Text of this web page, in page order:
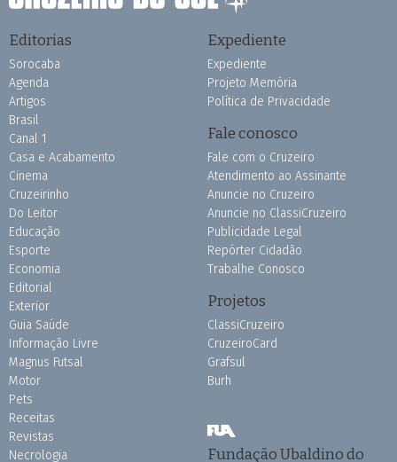
Editorias
Sorocaba
Agenda
Artigos
Brasil
Canal 1
Casa e Acabamento
Cinema
Cruzeirinho
Do Leitor
Educação
Esporte
Economia
Editorial
Exterior
Guia Saúde
Informação Livre
Magnus Futsal
Motor
Pets
Receitas
Revistas
Necrologia
Expediente
Expediente
Projeto Memória
Política de Privacidade
Fale conosco
Fale com o Cruzeiro
Atendimento ao Assinante
Anuncie no Cruzeiro
Anuncie no ClassiCruzeiro
Publicidade Legal
Repórter Cidadão
Trabalhe Conosco
Projetos
ClassiCruzeiro
CruzeiroCard
Grafsul
Burh
Fundação Ubaldino do